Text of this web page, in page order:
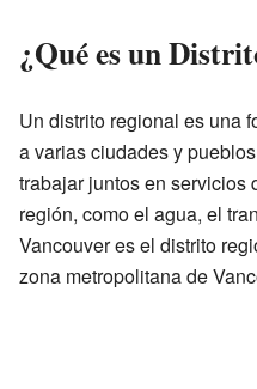
¿Qué es un
Un distrito regional es una
a varias ciudades y
trabajar juntos en servicios
región, como el agua, el
Vancouver es el distrito
zona metropolitana de